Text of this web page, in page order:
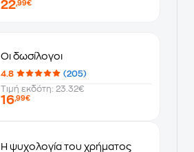
22,99€
Οι δωσίλογοι
4.8
(205)
Τιμή εκδότη: 23.32€
16,99€
Η ψυχολογία του χρήματος